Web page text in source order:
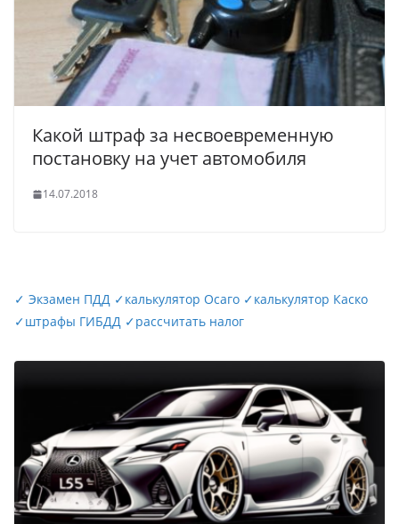
Какой штраф за несвоевременную
постановку на учет автомобиля
14.07.2018
✓ Экзамен ПДД ✓калькулятор Осаго ✓калькулятор Каско
✓штрафы ГИБДД ✓рассчитать налог